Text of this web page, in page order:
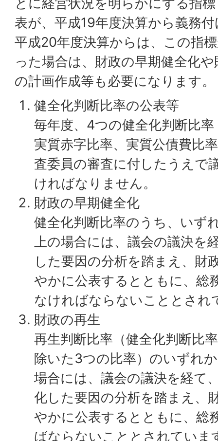
表が、平成19年度決算から義務
平成20年度決算からは、この指
った場合は、財政の早期健全化
の計画作成等も必要になります。
健全化判断比率の公表等
毎年度、4つの健全化判断比
実質赤字比率、実質公債費比
査委員の審査に付したうえで
ければなりません。
財政の早期健全化
健全化判断比率のうち、いず
上の場合には、議会の議決を
した要因の分析を踏まえ、財
やかに公表するとともに、総
なければならないこととされ
財政の再生
再生判断比率（健全化判断比
除いた3つの比率）のいずれ
場合には、議会の議決を経て
化した要因の分析を踏まえ、
やかに公表するとともに、総
ばならないこととされていま